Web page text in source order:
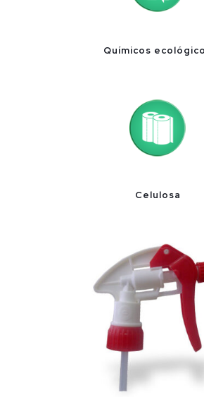
Químicos
Celulosa